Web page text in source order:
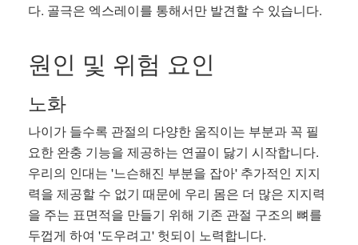
다. 골극은 엑스레이를 통해서만 발견할 수 있습니다.
원인 및 위험 요인
노화
나이가 들수록 관절의 다양한 움직이는 부분과 꼭 필
요한 완충 기능을 제공하는 연골이 닳기 시작합니다.
우리의 인대는 '느슨해진 부분을 잡아' 추가적인 지지
력을 제공할 수 없기 때문에 우리 몸은 더 많은 지지력
을 주는 표면적을 만들기 위해 기존 관절 구조의 뼈를
두껍게 하여 '도우려고' 헛되이 노력합니다.